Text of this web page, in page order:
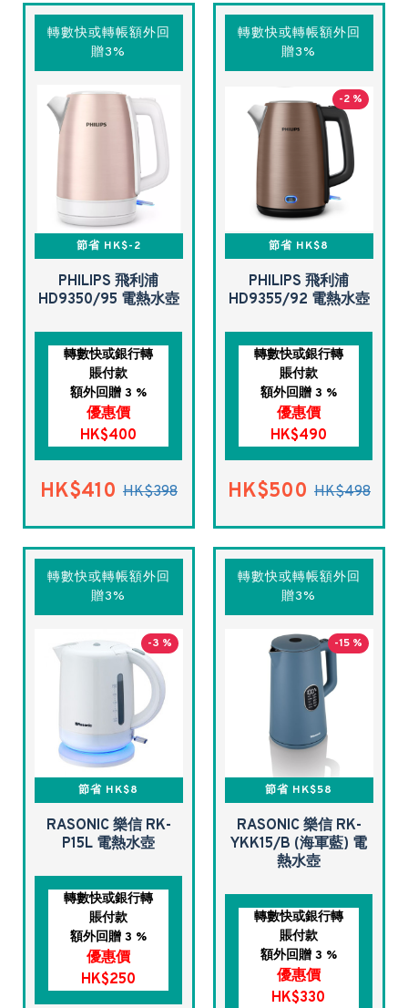
轉數快或轉帳額外回
贈3%
節省 HK$-2
PHILIPS 飛利浦
HD9350/95 電熱水壺
轉數快或銀行轉
賬付款
額外回贈 3 %
優惠價
HK$400
HK$410 HK$398
轉數快或轉帳額外回
贈3%
-2 %
節省 HK$8
PHILIPS 飛利浦
HD9355/92 電熱水壺
轉數快或銀行轉
賬付款
額外回贈 3 %
優惠價
HK$490
HK$500 HK$498
轉數快或轉帳額外回
贈3%
-3 %
節省 HK$8
RASONIC 樂信 RK-
P15L 電熱水壺
轉數快或銀行轉
賬付款
額外回贈 3 %
優惠價
HK$250
轉數快或轉帳額外回
贈3%
-15 %
節省 HK$58
RASONIC 樂信 RK-
YKK15/B (海軍藍) 電
熱水壺
轉數快或銀行轉
賬付款
額外回贈 3 %
優惠價
HK$330